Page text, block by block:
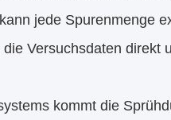
jede Spurenmenge
Versuchsdaten direkt
kommt die